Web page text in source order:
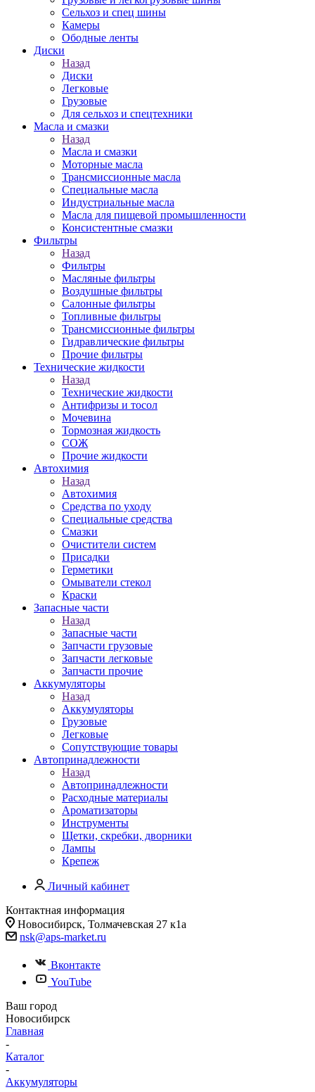
Сельхоз и спец шины
Камеры
Ободные ленты
Диски
Назад
Диски
Легковые
Грузовые
Для сельхоз и спецтехники
Масла и смазки
Назад
Масла и смазки
Моторные масла
Трансмиссионные масла
Специальные масла
Индустриальные масла
Масла для пищевой промышленности
Консистентные смазки
Фильтры
Назад
Фильтры
Масляные фильтры
Воздушные фильтры
Салонные фильтры
Топливные фильтры
Трансмиссионные фильтры
Гидравлические фильтры
Прочие фильтры
Технические жидкости
Назад
Технические жидкости
Антифризы и тосол
Мочевина
Тормозная жидкость
СОЖ
Прочие жидкости
Автохимия
Назад
Автохимия
Средства по уходу
Специальные средства
Смазки
Очистители систем
Присадки
Герметики
Омыватели стекол
Краски
Запасные части
Назад
Запасные части
Запчасти грузовые
Запчасти легковые
Запчасти прочие
Аккумуляторы
Назад
Аккумуляторы
Грузовые
Легковые
Сопутствующие товары
Автопринадлежности
Назад
Автопринадлежности
Расходные материалы
Ароматизаторы
Инструменты
Щетки, скребки, дворники
Лампы
Крепеж
Личный кабинет
Контактная информация
Новосибирск, Толмачевская 27 к1а
nsk@aps-market.ru
Вконтакте
YouTube
Ваш город
Новосибирск
Главная
-
Каталог
-
Аккумуляторы